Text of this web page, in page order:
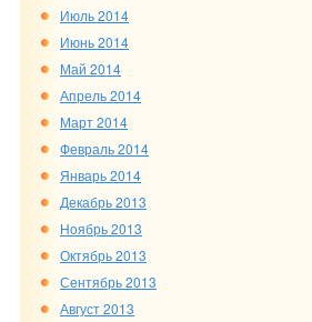
Июль 2014
Июнь 2014
Май 2014
Апрель 2014
Март 2014
Февраль 2014
Январь 2014
Декабрь 2013
Ноябрь 2013
Октябрь 2013
Сентябрь 2013
Август 2013